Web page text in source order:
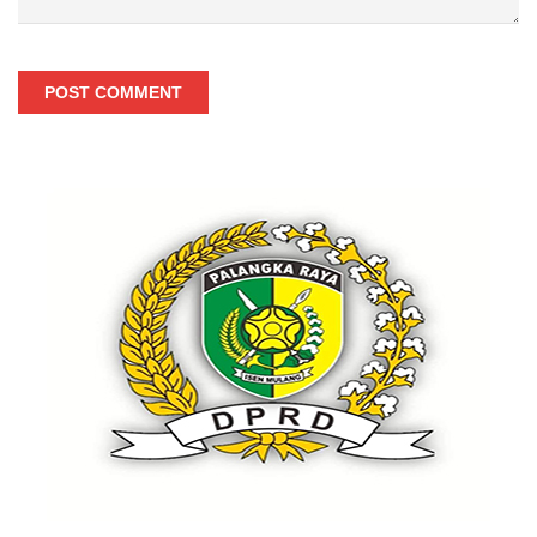
POST COMMENT